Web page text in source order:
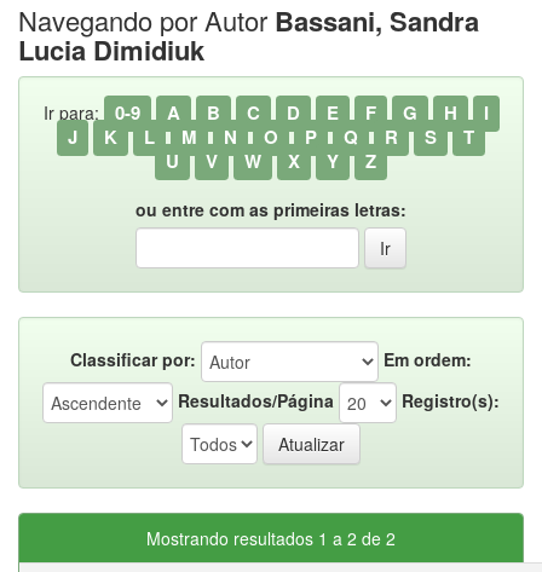
Navegando por Autor Bassani, Sandra
Lucia Dimidiuk
Ir para: 0-9 A B C D E F G H
I
J
K L M N O P Q R S
T
U
V W X Y Z
ou entre com as primeiras letras:
Classificar por:
Em ordem:
Resultados/Página
Registro(s):
Mostrando resultados 1 a 2 de 2